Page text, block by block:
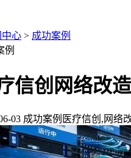
心 > 成功案例
例
信创网络改
03 成功案例 医疗信创,网络